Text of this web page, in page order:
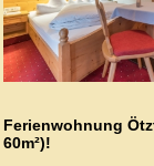
Ferienwohnung
60m²)!